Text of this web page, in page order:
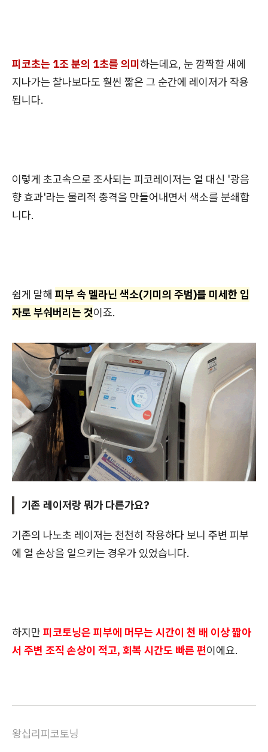
피코초는 1조 분의 1초를 의미하는데요, 눈 깜짝할 새에
지나가는 찰나보다도 훨씬 짧은 그 순간에 레이저가 작용
됩니다.
이렇게 초고속으로 조사되는 피코레이저는 열 대신 '광음
향 효과'라는 물리적 충격을 만들어내면서 색소를 분쇄합
니다.
쉽게 말해 피부 속 멜라닌 색소(기미의 주범)를 미세한 입
자로 부숴버리는 것이죠.
기존 레이저랑 뭐가 다른가요?
기존의 나노초 레이저는 천천히 작용하다 보니 주변 피부
에 열 손상을 일으키는 경우가 있었습니다.
하지만 피코토닝은 피부에 머무는 시간이 천 배 이상 짧아
서 주변 조직 손상이 적고, 회복 시간도 빠른 편이에요.
왕십리피코토닝